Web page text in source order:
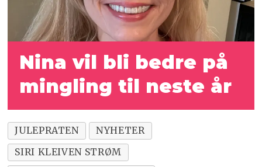
Nina vil bli bedre på
mingling til neste år
JULEPRATEN
NYHETER
SIRI KLEIVEN STRØM